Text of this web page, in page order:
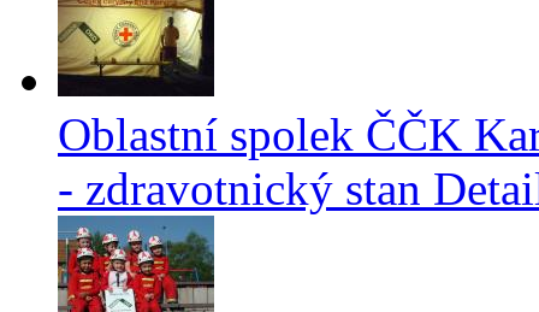
Oblastní spolek ČČK
- zdravotnický stan